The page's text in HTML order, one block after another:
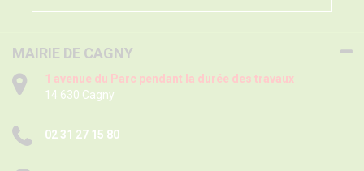
MAIRIE DE CAGNY
1 avenue du Parc pendant la durée des travaux
14 630 Cagny
02 31 27 15 80